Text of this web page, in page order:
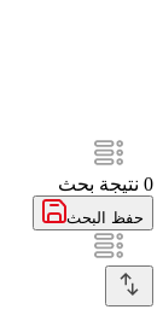
0 نتيجة بحث
حفظ البحث